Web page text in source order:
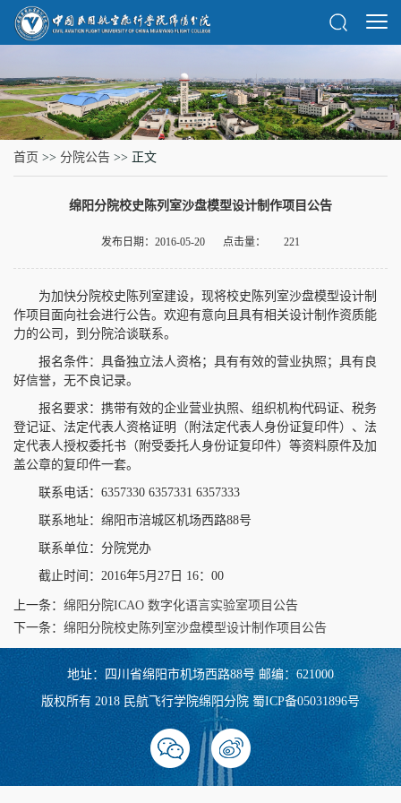
首页 >> 分院公告 >> 正文
绵阳分院校史陈列室沙盘模型设计制作项目公告
发布日期：2016-05-20 点击量： 221
为加快分院校史陈列室建设，现将校史陈列室沙盘模型设计制
作项目面向社会进行公告。欢迎有意向且具有相关设计制作资质能
力的公司，到分院洽谈联系。
报名条件：具备独立法人资格；具有有效的营业执照；具有良
好信誉，无不良记录。
报名要求：携带有效的企业营业执照、组织机构代码证、税务
登记证、法定代表人资格证明（附法定代表人身份证复印件）、法
定代表人授权委托书（附受委托人身份证复印件）等资料原件及加
盖公章的复印件一套。
联系电话：6357330 6357331 6357333
联系地址：绵阳市涪城区机场西路88号
联系单位：分院党办
截止时间：2016年5月27日 16：00
上一条： 绵阳分院ICAO 数字化语言实验室项目公告
下一条： 绵阳分院校史陈列室沙盘模型设计制作项目公告
地址：四川省绵阳市机场西路88号 邮编：621000
版权所有 2018 民航飞行学院绵阳分院 蜀ICP备05031896号